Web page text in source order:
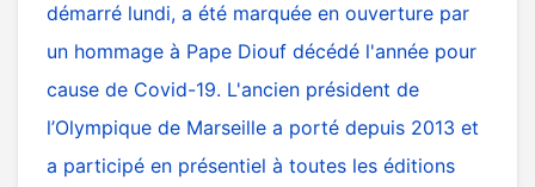
démarré lundi, a été marquée en ouverture par
un hommage à Pape Diouf décédé l'année pour
cause de Covid-19. L'ancien président de
l’Olympique de Marseille a porté depuis 2013 et
a participé en présentiel à toutes les éditions